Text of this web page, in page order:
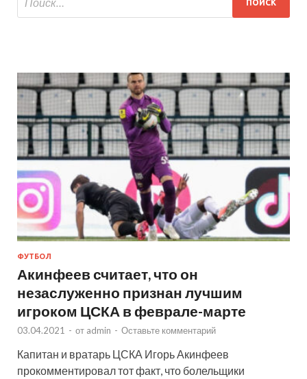
ФУТБОЛ
Акинфеев считает, что он
незаслуженно признан лучшим
игроком ЦСКА в феврале-марте
03.04.2021 - от admin - Оставьте комментарий
Капитан и вратарь ЦСКА Игорь Акинфеев
прокомментировал тот факт, что болельщики